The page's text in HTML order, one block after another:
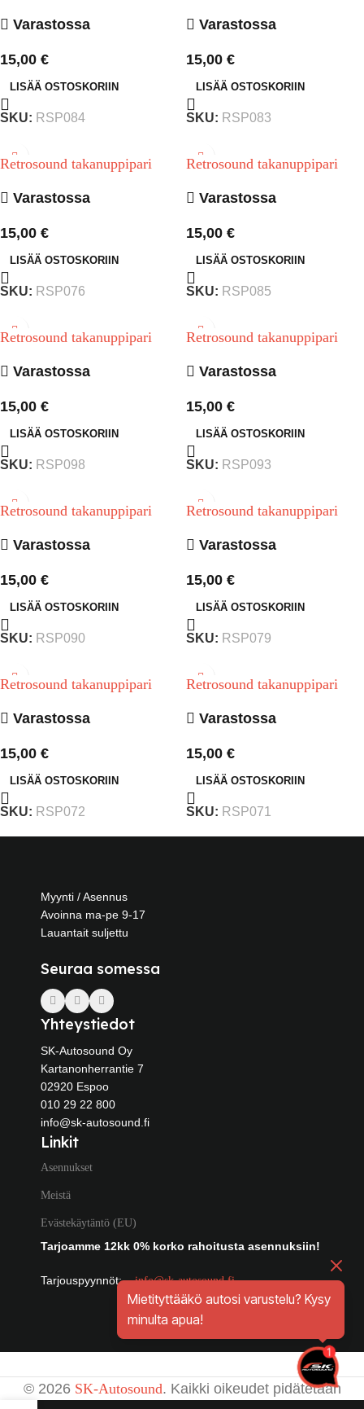
Mietityttääkö autosi varustelu? Kysy
minulta apua!
Varastossa
15,00 €
LISÄÄ OSTOSKORIIN
SKU: RSP084
Varastossa
15,00 €
LISÄÄ OSTOSKORIIN
SKU: RSP083
Retrosound takanuppipari
Varastossa
15,00 €
LISÄÄ OSTOSKORIIN
SKU: RSP076
Retrosound takanuppipari
Varastossa
15,00 €
LISÄÄ OSTOSKORIIN
SKU: RSP085
Retrosound takanuppipari
Varastossa
15,00 €
LISÄÄ OSTOSKORIIN
SKU: RSP098
Retrosound takanuppipari
Varastossa
15,00 €
LISÄÄ OSTOSKORIIN
SKU: RSP093
Retrosound takanuppipari
Varastossa
15,00 €
LISÄÄ OSTOSKORIIN
SKU: RSP090
Retrosound takanuppipari
Varastossa
15,00 €
LISÄÄ OSTOSKORIIN
SKU: RSP079
Retrosound takanuppipari
Varastossa
15,00 €
LISÄÄ OSTOSKORIIN
SKU: RSP072
Retrosound takanuppipari
Varastossa
15,00 €
LISÄÄ OSTOSKORIIN
SKU: RSP071
Myynti / Asennus
Avoinna ma-pe 9-17
Lauantait suljettu
Seuraa somessa
Yhteystiedot
SK-Autosound Oy
Kartanonherrantie 7
02920 Espoo
010 29 22 800
info@sk-autosound.fi
Linkit
Asennukset
Meistä
Evästekäytäntö (EU)
Tarjoamme 12kk 0% korko rahoitusta asennuksiin!
Tarjouspyynnöt:info@sk-autosound.fi
© 2026 SK-Autosound. Kaikki oikeudet pidätetään